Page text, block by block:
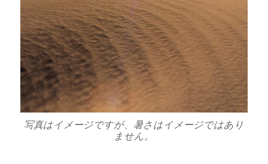
写真はイメージですが、暑さはイメージではあり
ません。